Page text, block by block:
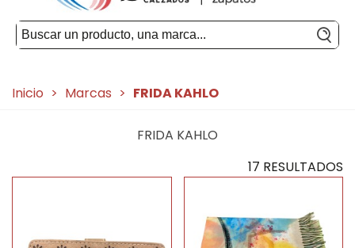
Inicio > Marcas > FRIDA KAHLO
FRIDA KAHLO
17 RESULTADOS